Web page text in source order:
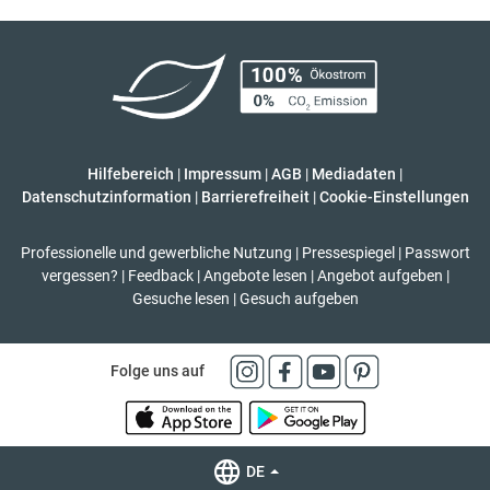
Hilfebereich | Impressum |AGB | Mediadaten |
Datenschutzinformation | Barrierefreiheit | Cookie-Einstellungen
Professionelle und gewerbliche Nutzung | Pressespiegel | Passwort
vergessen? | Feedback | Angebote lesen | Angebot aufgeben |
Gesuche lesen | Gesuch aufgeben
Folge uns auf
DE